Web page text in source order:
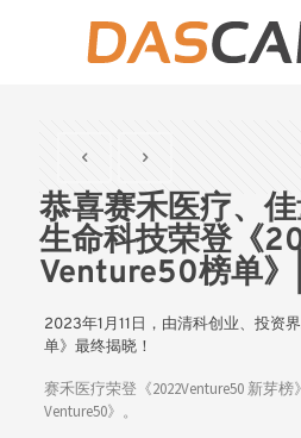
恭喜赛禾医疗、
生命科技荣登《
Venture50榜单
2023年1月11日，由清科创业、投资
单》最终揭晓！
赛禾医疗荣登《2022Venture50 新芽
Venture50》。